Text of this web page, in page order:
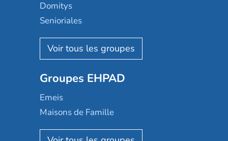
Domitys
Senioriales
Nohée
Les Résidentiels
Mobicap
Domusvi
Happy Senior
Groupes EHPAD
Emeis
Maisons de Famille
Korian